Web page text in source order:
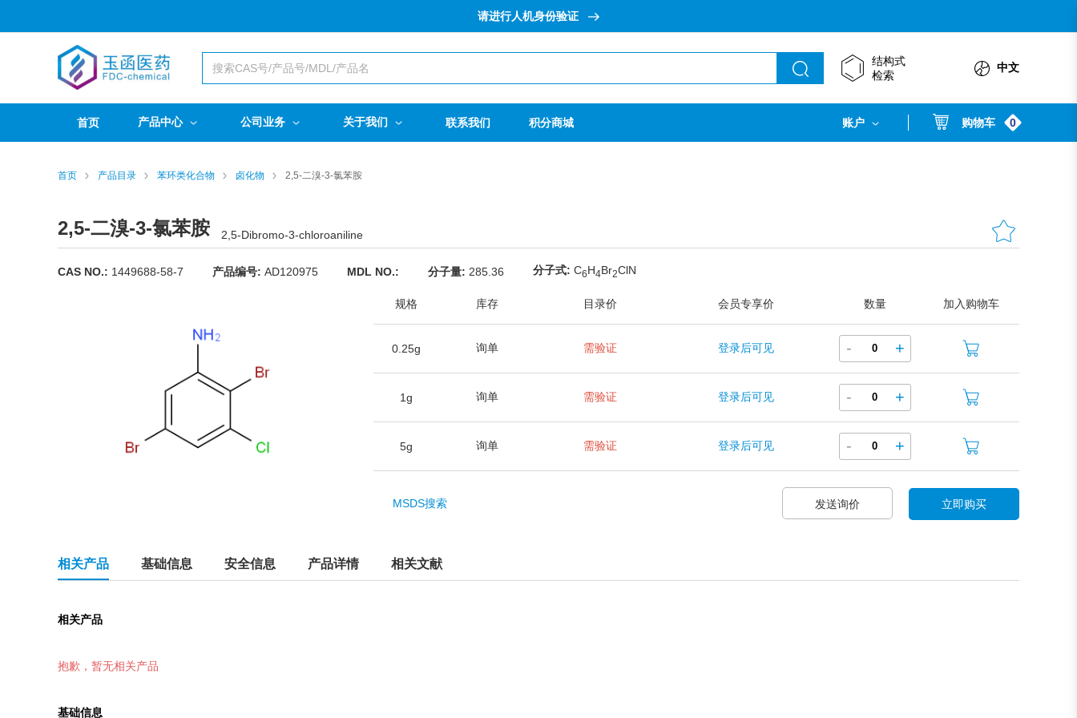
请进行人机身份验证
结构式
检索
中文
首页 产品中心 公司业务 关于我们 联系我们 积分商城 账户 购物车 0
首页 产品目录 苯环类化合物 卤化物 2,5-二溴-3-氯苯胺
2,5-二溴-3-氯苯胺 2,5-Dibromo-3-chloroaniline
CAS NO.: 1449688-58-7 产品编号: AD120975 MDL NO.: 分子量: 285.36 分子式: C6H4Br2ClN
规格 库存 目录价 会员专享价 数量 加入购物车
0.25g 询单 需验证 登录后可见 - +
1g 询单 需验证 登录后可见 - +
5g 询单 需验证 登录后可见 - +
MSDS搜索 发送询价 立即购买
相关产品 基础信息 安全信息 产品详情 相关文献
相关产品
抱歉，暂无相关产品
基础信息